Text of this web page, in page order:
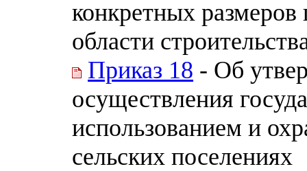
конкретных
области
Приказ 18 - Об
осуществления
использованием и
сельских поселениях